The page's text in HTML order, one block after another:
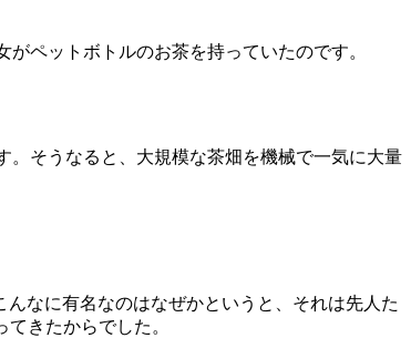
ペットボトルのお茶を持っていたのです。
。そうなると、大規模な茶畑を機械で一気に大量
なに有名なのはなぜかというと、それは先人た
きたからでした。